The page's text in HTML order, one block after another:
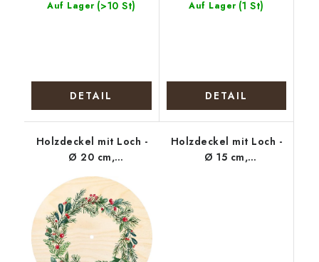
Auf Lager (>10 St)
DETAIL
Auf Lager (1 St)
DETAIL
Holzdeckel mit Loch -
Ø 20 cm,
Weihnachtskranz mm
Holzdeckel mit Loch -
Ø 15 cm,